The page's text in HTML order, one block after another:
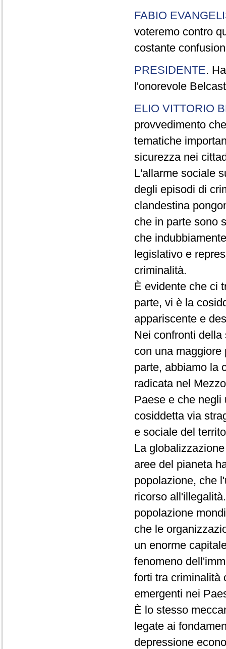
FABIO
voteremo contro
costante
PRESIDENTE.
l'onorevole
ELIO VITTORIO
provvedimento
tematiche
sicurezza nei
L'allarme sociale
degli episodi di
clandestina
che in parte sono
che
legislativo e
criminalità.
È evidente che ci
parte, vi è la
appariscente e
Nei confronti
con una
parte, abbiamo la
radicata nel
Paese e che negli
cosiddetta via
e sociale del
La
aree del pianeta
popolazione, che
ricorso
popolazione
che le
un enorme
fenomeno
forti tra criminalità
emergenti nei
È lo stesso
legate ai
depressione